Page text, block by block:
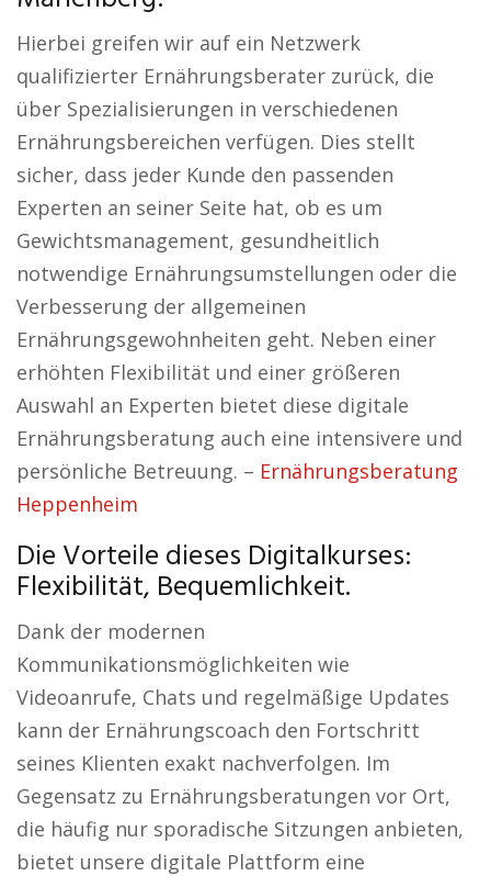
Hierbei greifen wir auf ein Netzwerk
qualifizierter Ernährungsberater zurück, die
über Spezialisierungen in verschiedenen
Ernährungsbereichen verfügen. Dies stellt
sicher, dass jeder Kunde den passenden
Experten an seiner Seite hat, ob es um
Gewichtsmanagement, gesundheitlich
notwendige Ernährungsumstellungen oder die
Verbesserung der allgemeinen
Ernährungsgewohnheiten geht. Neben einer
erhöhten Flexibilität und einer größeren
Auswahl an Experten bietet diese digitale
Ernährungsberatung auch eine intensivere und
persönliche Betreuung. – Ernährungsberatung
Heppenheim
Die Vorteile dieses Digitalkurses:
Flexibilität, Bequemlichkeit.
Dank der modernen
Kommunikationsmöglichkeiten wie
Videoanrufe, Chats und regelmäßige Updates
kann der Ernährungscoach den Fortschritt
seines Klienten exakt nachverfolgen. Im
Gegensatz zu Ernährungsberatungen vor Ort,
die häufig nur sporadische Sitzungen anbieten,
bietet unsere digitale Plattform eine